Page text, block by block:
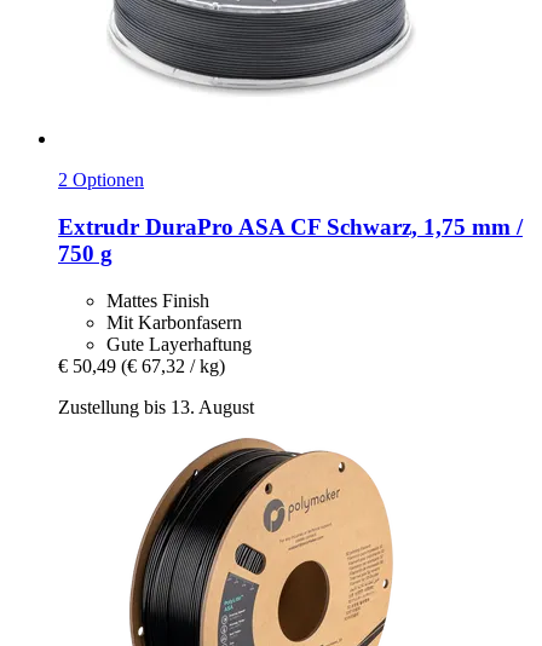
2 Optionen
Extrudr DuraPro ASA CF Schwarz, 1,75 mm /
750 g
Mattes Finish
Mit Karbonfasern
Gute Layerhaftung
€ 50,49 (€ 67,32 / kg)
Zustellung bis 13. August